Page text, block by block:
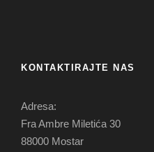
KONTAKTIRAJTE NAS
Adresa:
Fra Ambre Miletića 30
88000 Mostar